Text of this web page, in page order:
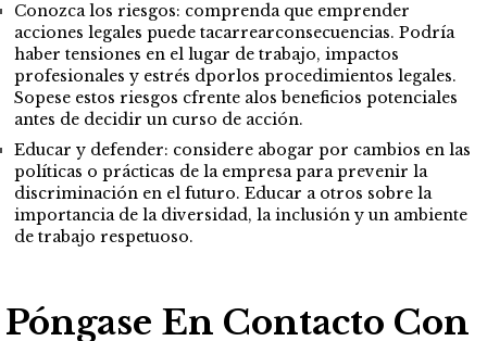
Conozca los riesgos: comprenda que emprender
acciones legales puede tacarrearconsecuencias. Podría
haber tensiones en el lugar de trabajo, impactos
profesionales y estrés dporlos procedimientos legales.
Sopese estos riesgos cfrente alos beneficios potenciales
antes de decidir un curso de acción.
Educar y defender: considere abogar por cambios en las
políticas o prácticas de la empresa para prevenir la
discriminación en el futuro. Educar a otros sobre la
importancia de la diversidad, la inclusión y un ambiente
de trabajo respetuoso.
Póngase En Contacto Con